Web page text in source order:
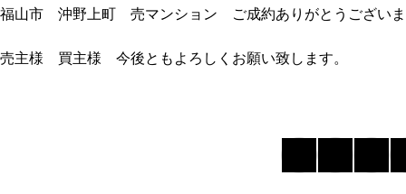
福山市 沖野上町 売マンション ご成約ありがとうござい
売主様 買主様 今後ともよろしくお願い致します。